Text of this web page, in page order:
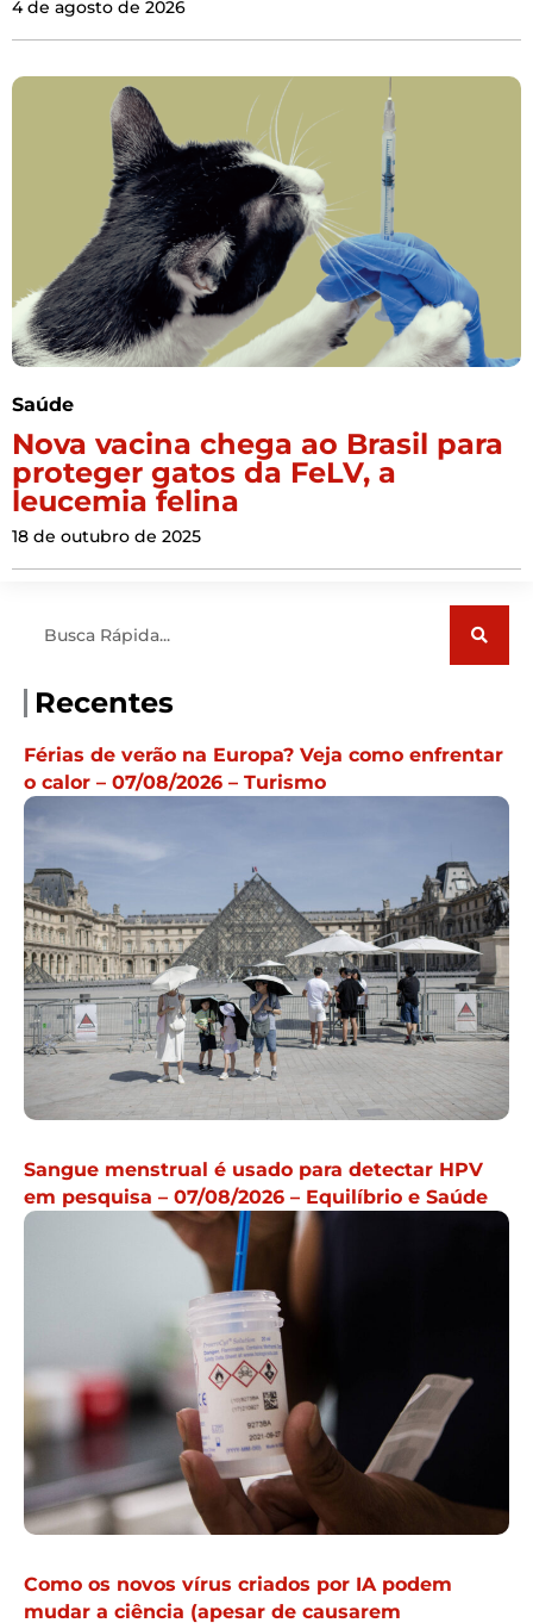
4 de agosto de 2026
Saúde
Nova vacina chega ao Brasil para
proteger gatos da FeLV, a
leucemia felina
18 de outubro de 2025
Recentes
Férias de verão na Europa? Veja como enfrentar
o calor – 07/08/2026 – Turismo
Sangue menstrual é usado para detectar HPV
em pesquisa – 07/08/2026 – Equilíbrio e Saúde
Como os novos vírus criados por IA podem
mudar a ciência (apesar de causarem